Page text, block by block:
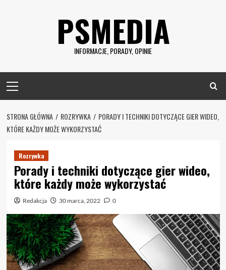
PSMEDIA
INFORMACJE, PORADY, OPINIE
Menu
STRONA GŁÓWNA ROZRYWKA
PORADY I TECHNIKI DOTYCZĄCE GIER WIDEO,
KTÓRE KAŻDY MOŻE WYKORZYSTAĆ
Rozrywka
Porady i techniki dotyczące gier wideo,
które każdy może wykorzystać
Redakcja 30 marca, 2022 0